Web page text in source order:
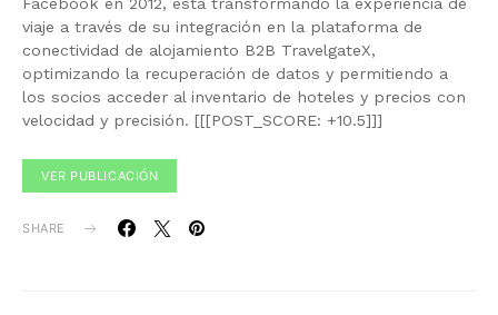
Facebook en 2012, está transformando la experiencia de
viaje a través de su integración en la plataforma de
conectividad de alojamiento B2B TravelgateX,
optimizando la recuperación de datos y permitiendo a
los socios acceder al inventario de hoteles y precios con
velocidad y precisión. [[[POST_SCORE: +10.5]]]
VER PUBLICACIÓN
SHARE